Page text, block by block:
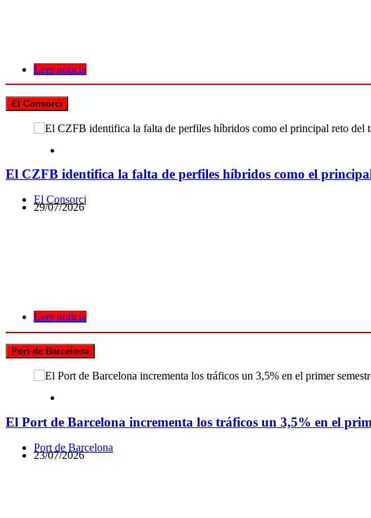
Leer noticia
El Consorci
El CZFB identifica la falta de perfiles híbridos como el
El Consorci
29/07/2026
Leer noticia
Port de Barcelona
El Port de Barcelona incrementa los tráficos un 3,5% en el
Port de Barcelona
23/07/2026